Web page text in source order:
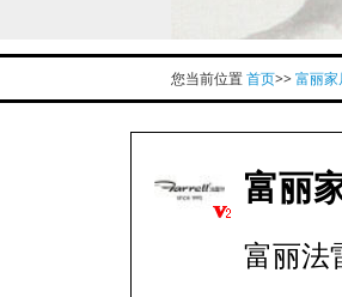
您当前位置首页>>富丽家
富丽
富丽法